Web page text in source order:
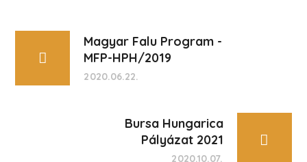
Magyar Falu Program -
MFP-HPH/2019
2020.06.22.
Bursa Hungarica
Pályázat 2021
2020.10.07.